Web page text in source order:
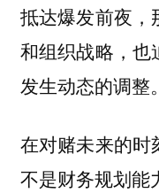
抵达爆发前夜，
和组织战略，也
发生动态的调整
在对赌未来的时
不是财务规划能